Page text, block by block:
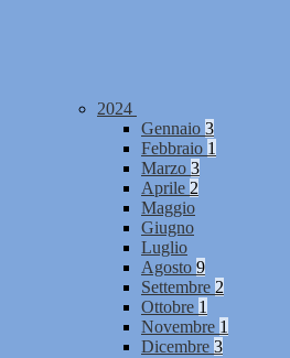
2024
Gennaio 3
Febbraio 1
Marzo 3
Aprile 2
Maggio
Giugno
Luglio
Agosto 9
Settembre 2
Ottobre 1
Novembre 1
Dicembre 3